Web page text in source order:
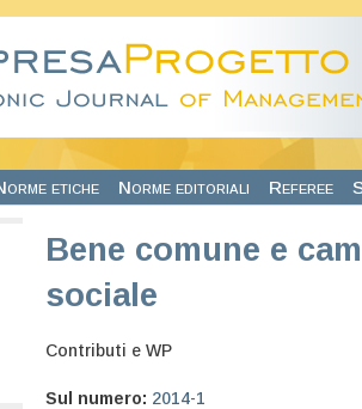
etiche Norme editoriali Referee
Bene comune e
sociale
Contributi e WP
Sul numero: 2014-1